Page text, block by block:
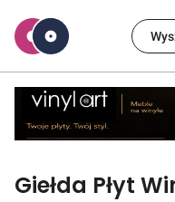
Giełda Płyt